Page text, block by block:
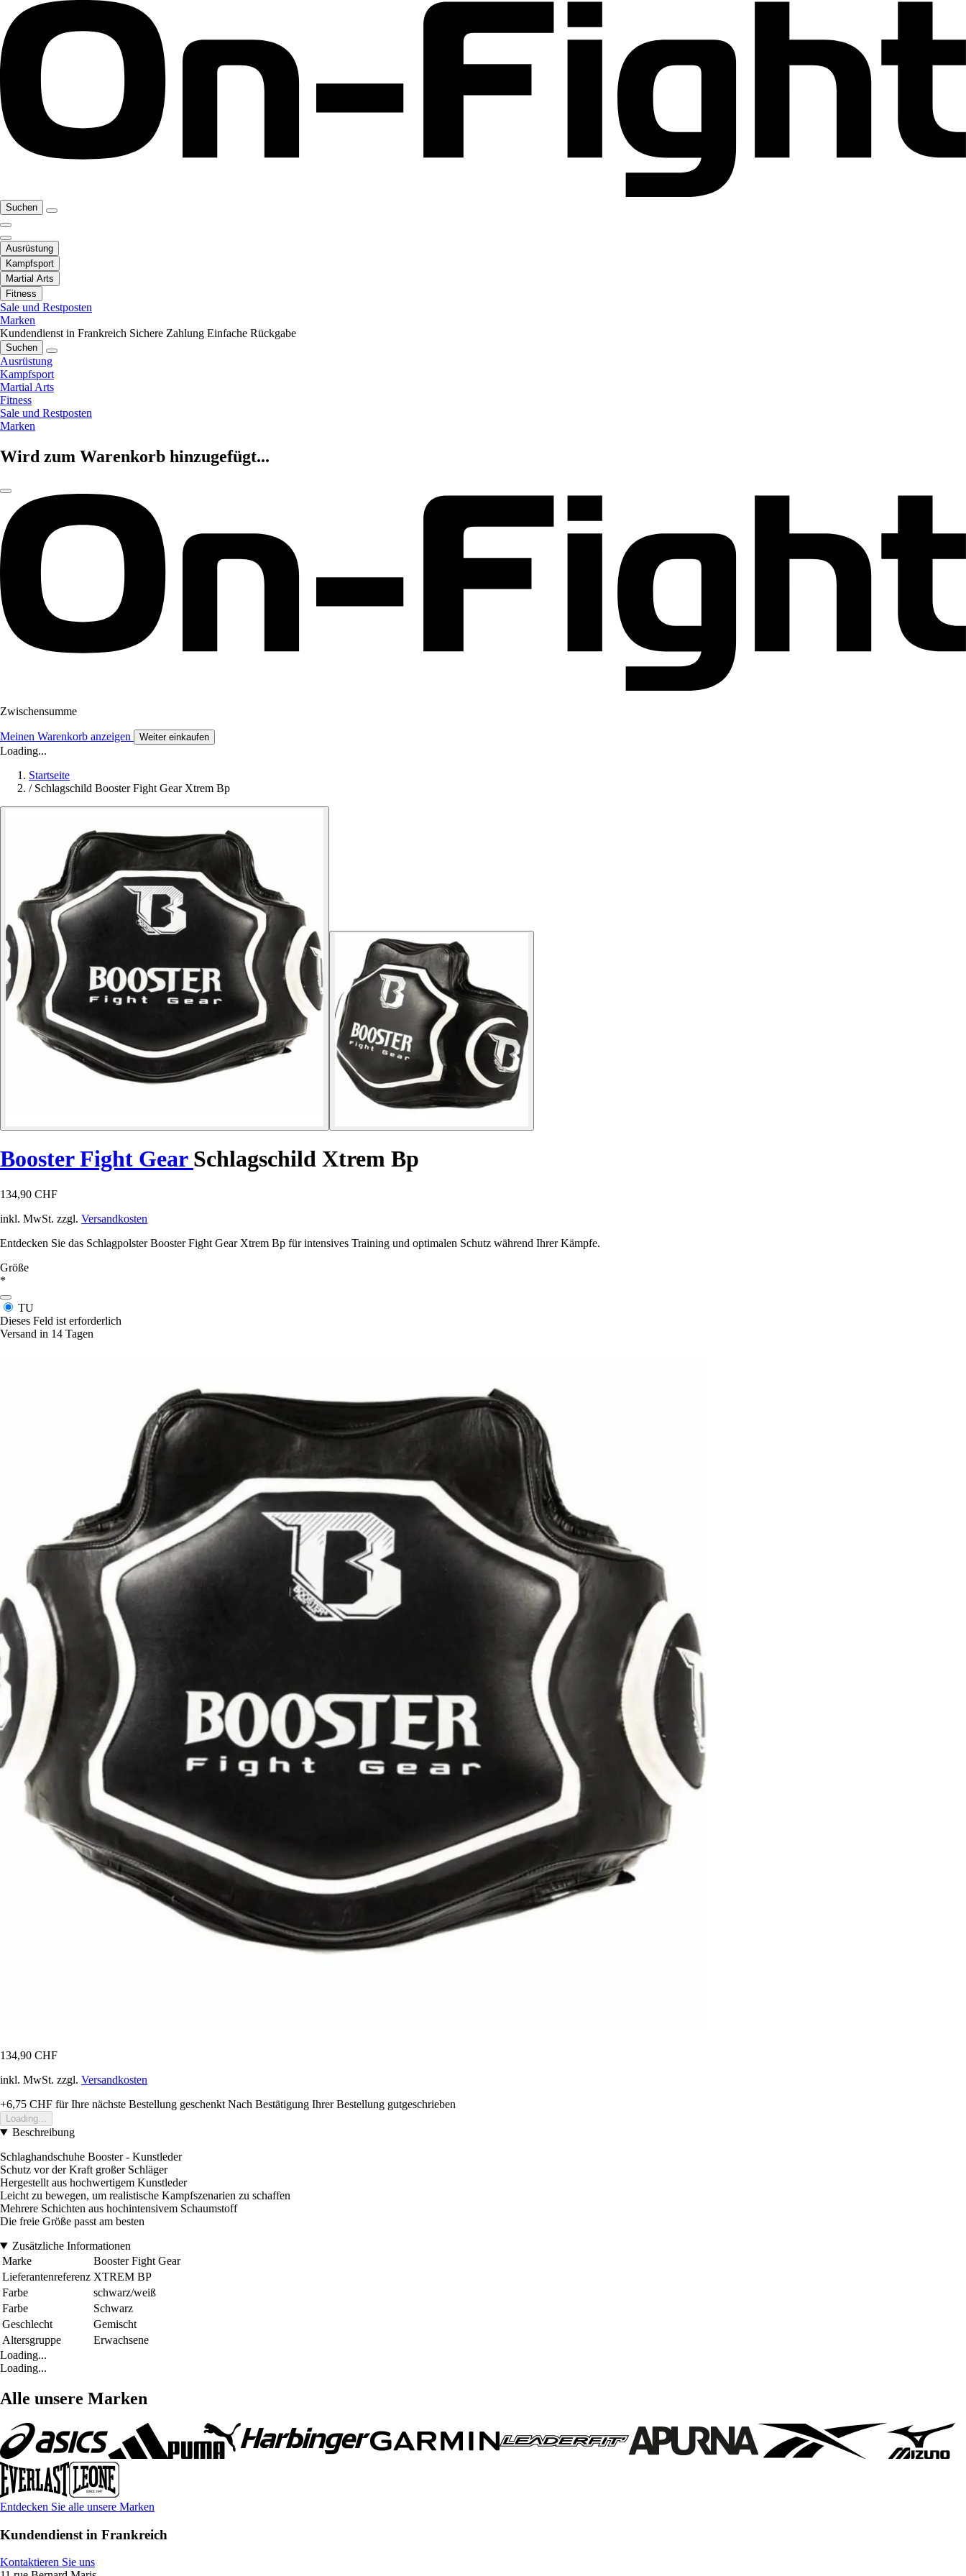
Suchen
Ausrüstung
Kampfsport
Martial Arts
Fitness
Sale und Restposten
Marken
Kundendienst in Frankreich Sichere Zahlung Einfache Rückgabe
Suchen
Ausrüstung
Kampfsport
Martial Arts
Fitness
Sale und Restposten
Marken
Wird zum Warenkorb hinzugefügt...
Zwischensumme
Meinen Warenkorb anzeigen Weiter einkaufen
Loading...
Startseite
/ Schlagschild Booster Fight Gear Xtrem Bp
Booster Fight Gear Schlagschild Xtrem Bp
134,90 CHF
inkl. MwSt. zzgl. Versandkosten
Entdecken Sie das Schlagpolster Booster Fight Gear Xtrem Bp für intensives Training und optimalen Schutz während Ihrer Kämpfe.
Größe
*
TU
Dieses Feld ist erforderlich
Versand in 14 Tagen
134,90 CHF
inkl. MwSt. zzgl. Versandkosten
+6,75 CHF für Ihre nächste Bestellung geschenkt Nach Bestätigung Ihrer Bestellung gutgeschrieben
Loading...
Beschreibung
Schlaghandschuhe Booster - Kunstleder
Schutz vor der Kraft großer Schläger
Hergestellt aus hochwertigem Kunstleder
Leicht zu bewegen, um realistische Kampfszenarien zu schaffen
Mehrere Schichten aus hochintensivem Schaumstoff
Die freie Größe passt am besten
Zusätzliche Informationen
Marke
Booster Fight Gear
Lieferantenreferenz XTREM BP
Farbe
schwarz/weiß
Farbe
Schwarz
Geschlecht
Gemischt
Altersgruppe
Erwachsene
Loading...
Loading...
Alle unsere Marken
Entdecken Sie alle unsere Marken
Kundendienst in Frankreich
Kontaktieren Sie uns